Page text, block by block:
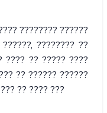
???????? ??????
???????? ??
???? ?? ????? ????
?? ?????? ??????
?? ???? ???